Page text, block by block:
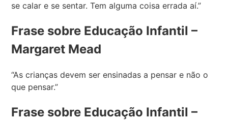
se calar e se sentar. Tem alguma coisa errada aí.”
Frase sobre Educação Infantil –
Margaret Mead
“As crianças devem ser ensinadas a pensar e não o
que pensar.”
Frase sobre Educação Infantil –